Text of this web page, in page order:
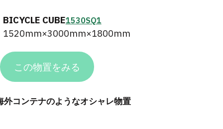
BICYCLE CUBE1530SQ1
1520mm×3000mm×1800mm
この物置をみる
外コンテナのようなオシャレ物置